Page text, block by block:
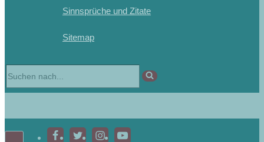
Sinnsprüche und Zitate
Sitemap